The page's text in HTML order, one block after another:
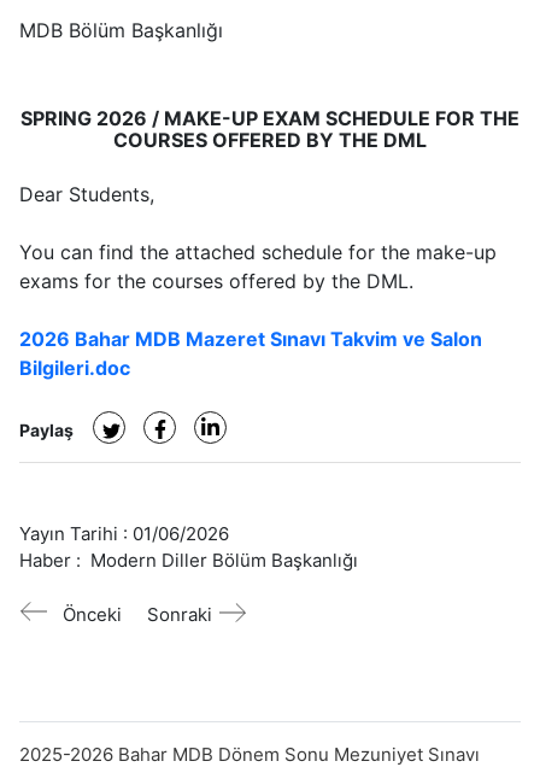
MDB Bölüm Başkanlığı
SPRING 2026 / MAKE-UP EXAM SCHEDULE FOR THE
COURSES OFFERED BY THE DML
Dear Students,
You can find the attached schedule for the make-up
exams for the courses offered by the DML.
2026 Bahar MDB Mazeret Sınavı Takvim ve Salon
Bilgileri.doc
Paylaş
Yayın Tarihi : 01/06/2026
Haber : Modern Diller Bölüm Başkanlığı
Önceki Sonraki
2025-2026 Bahar MDB Dönem Sonu Mezuniyet Sınavı